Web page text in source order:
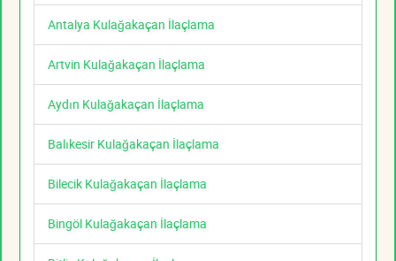
Antalya Kulağakaçan İlaçlama
Artvin Kulağakaçan İlaçlama
Aydın Kulağakaçan İlaçlama
Balıkesir Kulağakaçan İlaçlama
Bilecik Kulağakaçan İlaçlama
Bingöl Kulağakaçan İlaçlama